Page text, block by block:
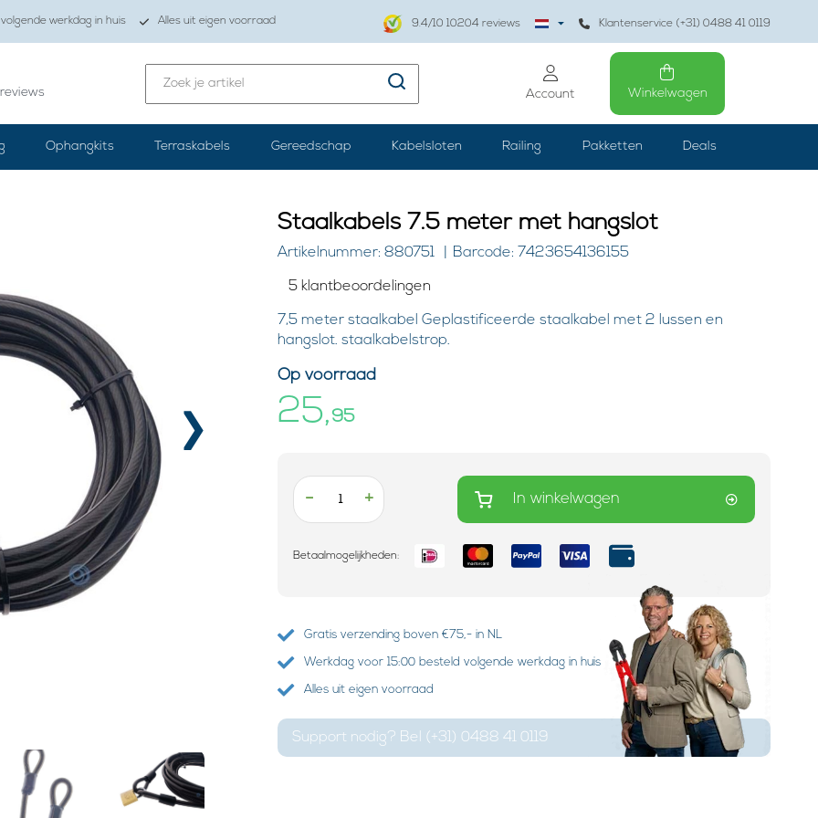
werkdag in huis Alles uit eigen voorraad 9.4/10 10204 reviews Klantenservice (+31) 0488 41 0119
Account Winkelwagen
Ophangkits Terraskabels Gereedschap Kabelsloten Railing Pakketten Deals
›
Staalkabels 7.5 meter met hangslot
Artikelnummer: 880751 Barcode: 7423654136155
5 klantbeoordelingen
7,5 meter staalkabel Geplastificeerde staalkabel met 2 lussen en
hangslot. staalkabelstrop.
Op voorraad
25,95
- + In winkelwagen
Betaalmogelijkheden:
Gratis verzending boven €75,- in NL
Werkdag voor 15:00 besteld volgende werkdag in huis
Alles uit eigen voorraad
Support nodig? Bel (+31) 0488 41 0119